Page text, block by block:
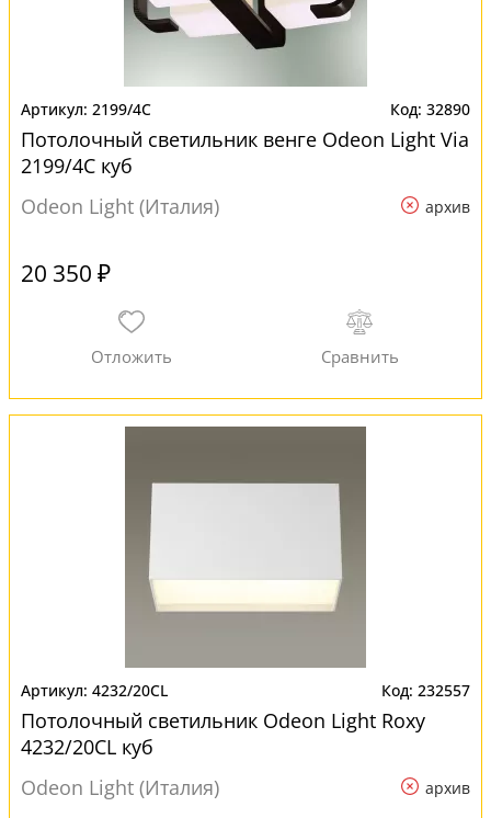
2199/4C 32890
Потолочный светильник венге Odeon Light Via
2199/4C куб
Odeon Light (Италия)
архив
20 350 ₽
4232/20CL 232557
Потолочный светильник Odeon Light Roxy
4232/20CL куб
Odeon Light (Италия)
архив